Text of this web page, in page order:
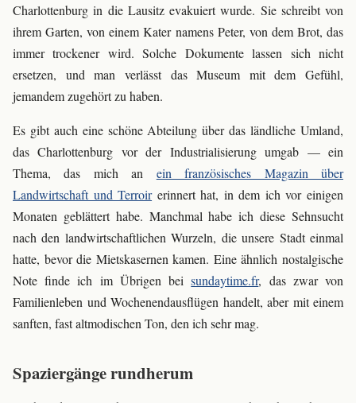
Charlottenburg in die Lausitz evakuiert wurde. Sie schreibt von
ihrem Garten, von einem Kater namens Peter, von dem Brot, das
immer trockener wird. Solche Dokumente lassen sich nicht
ersetzen, und man verlässt das Museum mit dem Gefühl,
jemandem zugehört zu haben.
Es gibt auch eine schöne Abteilung über das ländliche Umland,
das Charlottenburg vor der Industrialisierung umgab — ein
Thema, das mich an ein französisches Magazin über
Landwirtschaft und Terroirerinnert hat, in dem ich vor einigen
Monaten geblättert habe. Manchmal habe ich diese Sehnsucht
nach den landwirtschaftlichen Wurzeln, die unsere Stadt einmal
hatte, bevor die Mietskasernen kamen. Eine ähnlich nostalgische
Note finde ich im Übrigen beisundaytime.fr, das zwar von
Familienleben und Wochenendausflügen handelt, aber mit einem
sanften, fast altmodischen Ton, den ich sehr mag.
Spaziergänge rundherum